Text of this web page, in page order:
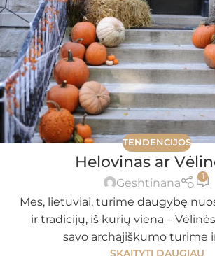
TENDENCIJOS
Helovinas ar
Geshtinana 1
Mes, lietuviai, turime daugybę
ir tradicijų, iš kurių viena –
savo archajiškumo turime
SKAITYTI DAUGIAU